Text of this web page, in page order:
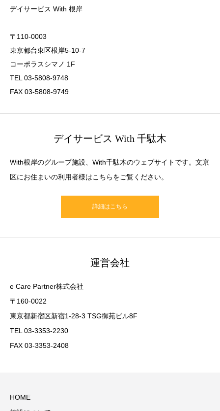
デイサービス With 根岸
〒110-0003
東京都台東区根岸5-10-7
コーポラスシマノ 1F
TEL 03-5808-9748
FAX 03-5808-9749
デイサービス With 千駄木
With根岸のグループ施設、With千駄木のウェブサイトです。文京
区にお住まいの利用者様はこちらをご覧ください。
詳細はこちら
運営会社
e Care Partner株式会社
〒160-0022
東京都新宿区新宿1-28-3 TSG御苑ビル8F
TEL 03-3353-2230
FAX 03-3353-2408
HOME